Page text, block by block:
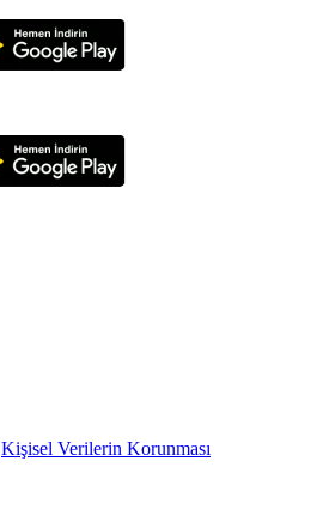
Kişisel Verilerin Korunması